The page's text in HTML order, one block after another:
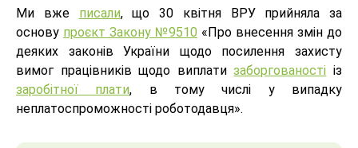
Ми вже писали, що 30 квітня ВРУ прийняла за
основу проєкт Закону №9510 «Про внесення змін до
деяких законів України щодо посилення захисту
вимог працівників щодо виплатизаборгованості із
заробітної плати, в тому числі у випадку
неплатоспроможності роботодавця».